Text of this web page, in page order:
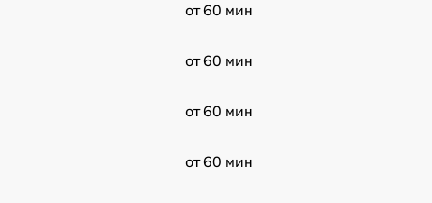
от 60 мин
от 60 мин
от 60 мин
от 60 мин